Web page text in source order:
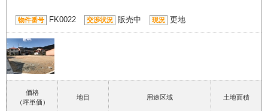
物件番号 FK0022 交渉状況 販売中 現況 更地
価格
（坪単価）
地目 用途区域 土地面積